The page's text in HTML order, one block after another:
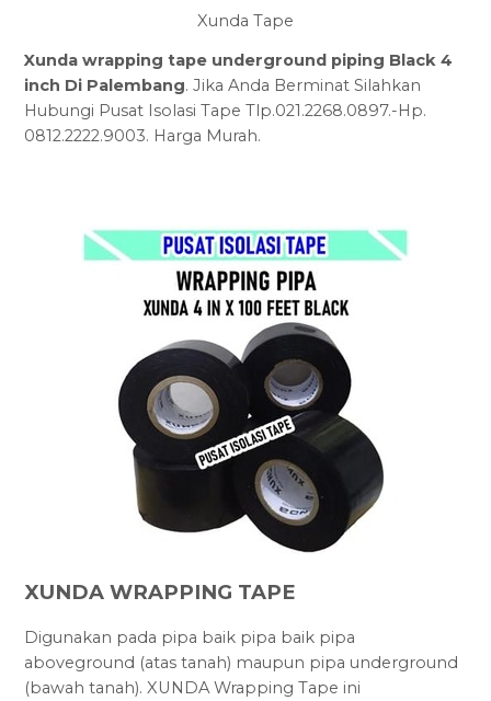
Xunda Tape
Xunda wrapping tape underground piping Black 4
inch Di Palembang. Jika Anda Berminat Silahkan
Hubungi Pusat Isolasi Tape Tlp.021.2268.0897.-Hp.
0812.2222.9003. Harga Murah.
XUNDA WRAPPING TAPE
Digunakan pada pipa baik pipa baik pipa
aboveground (atas tanah) maupun pipa underground
(bawah tanah). XUNDA Wrapping Tape ini